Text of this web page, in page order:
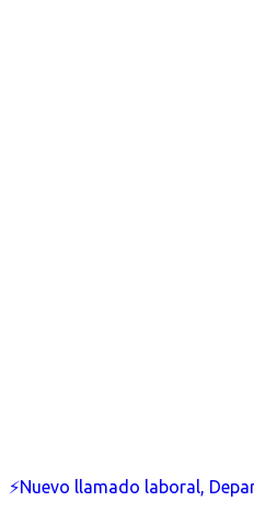
⚡Nuevo llamado laboral,